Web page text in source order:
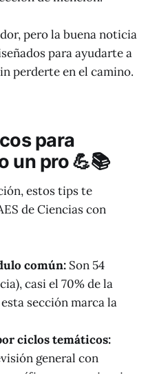
pero la buena noticia
para ayudarte a
perderte en el camino.
para
un pro 💪📚
estos tips te
de Ciencias con
común: Son 54
casi el 70% de la
sección marca la
ciclos temáticos:
general con